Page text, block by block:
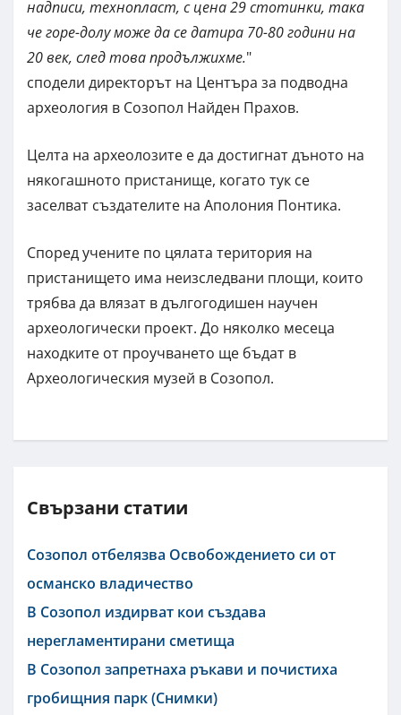
надписи, технопласт, с цена 29 стотинки, така
че горе-долу може да се датира 70-80 години на
20 век, след това продължихме."
сподели директорът на Центъра за подводна
археология в Созопол Найден Прахов.
Целта на археолозите е да достигнат дъното на
някогашното пристанище, когато тук се
заселват създателите на Аполония Понтика.
Според учените по цялата територия на
пристанището има неизследвани площи, които
трябва да влязат в дългогодишен научен
археологически проект. До няколко месеца
находките от проучването ще бъдат в
Археологическия музей в Созопол.
Свързани статии
Созопол отбелязва Освобождението си от
османско владичество
В Созопол издирват кои създава
нерегламентирани сметища
В Созопол запретнаха ръкави и почистиха
гробищния парк (Снимки)